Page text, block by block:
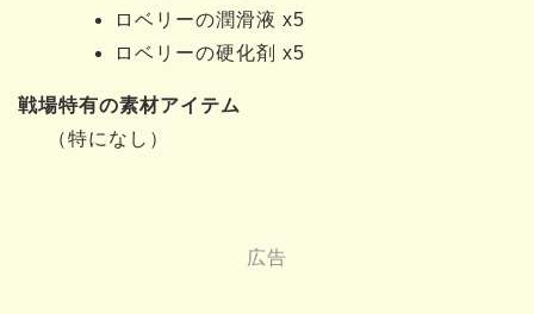
ロベリーの潤滑液 x5
ロベリーの硬化剤 x5
戦場特有の素材アイテム
（特になし）